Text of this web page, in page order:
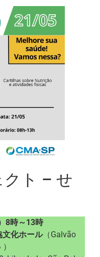
クト – せ
8時～13時
化ホール（Galvão